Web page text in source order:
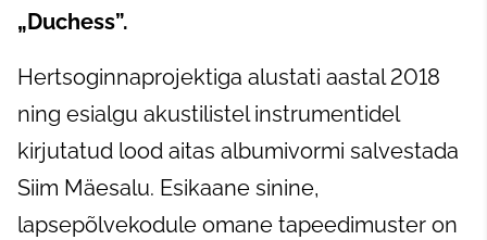
„Duchess”.
Hertsoginnaprojektiga alustati aastal 2018
ning esialgu akustilistel instrumentidel
kirjutatud lood aitas albumivormi salvestada
Siim Mäesalu. Esikaane sinine,
lapsepõlvekodule omane tapeedimuster on